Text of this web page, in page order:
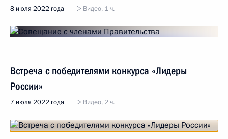
8 июля 2022 года Видео, 1 ч.
Встреча с победителями конкурса «Лидеры
России»
7 июля 2022 года Видео, 2 ч.